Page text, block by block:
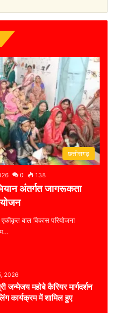
छत्तीसगढ़
0 138
अंतर्गत जागरूकता
बाल विकास परियोजना
2026
जन्मेजय महोबे कैरियर मार्गदर्शन
कार्यक्रम में शामिल हुए